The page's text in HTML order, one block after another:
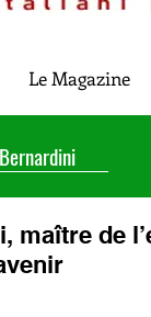
Le Magazine
maître de